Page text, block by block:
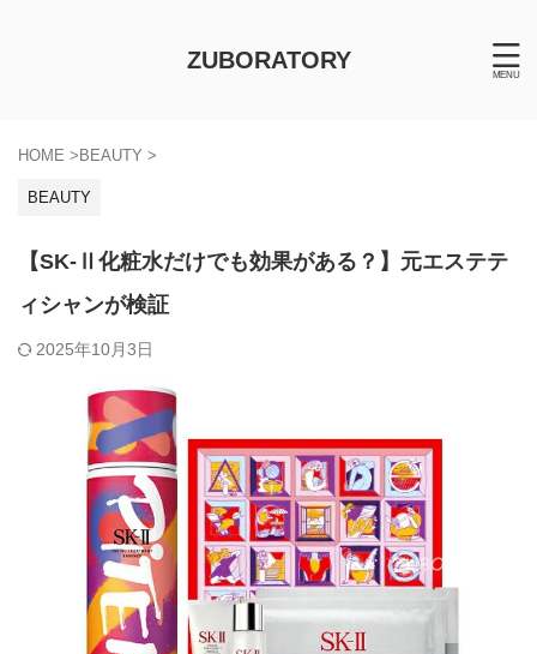
ZUBORATORY
HOME > BEAUTY >
BEAUTY
【SK-Ⅱ化粧水だけでも効果がある？】元エステテ
ィシャンが検証
2025年10月3日